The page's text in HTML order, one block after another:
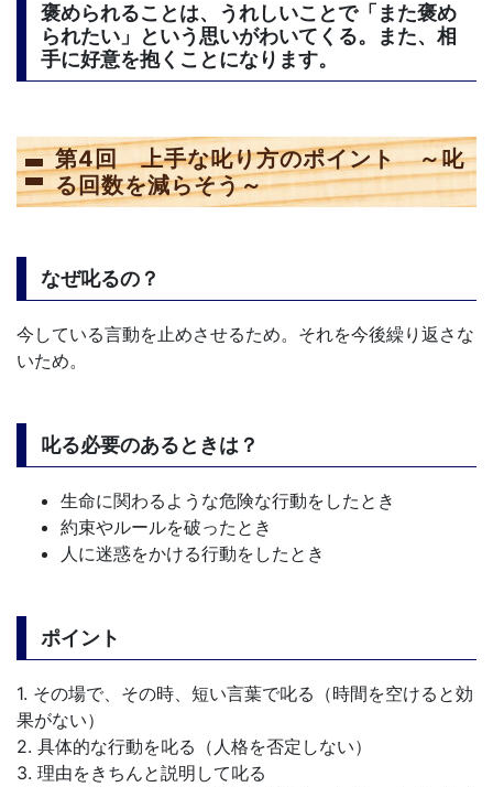
褒められることは、うれしいことで「また褒め
られたい」という思いがわいてくる。また、相
手に好意を抱くことになります。
第4回 上手な叱り方のポイント ～叱
る回数を減らそう～
なぜ叱るの？
今している言動を止めさせるため。それを今後繰り返さな
いため。
叱る必要のあるときは？
生命に関わるような危険な行動をしたとき
約束やルールを破ったとき
人に迷惑をかける行動をしたとき
ポイント
1. その場で、その時、短い言葉で叱る（時間を空けると効
果がない）
2. 具体的な行動を叱る（人格を否定しない）
3. 理由をきちんと説明して叱る